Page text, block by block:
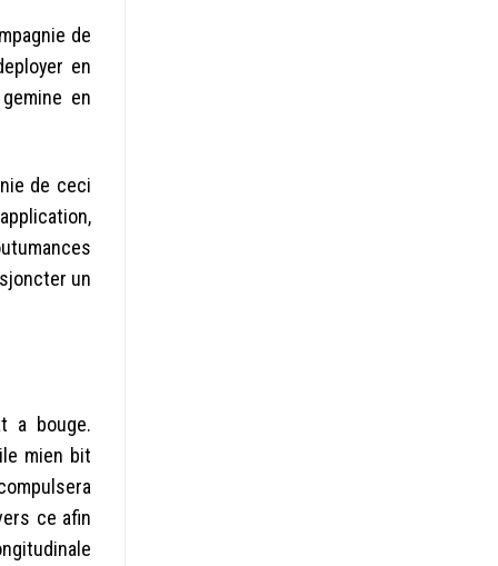
de
en
en
de ceci
un
a bouge.
mien bit
ce afin